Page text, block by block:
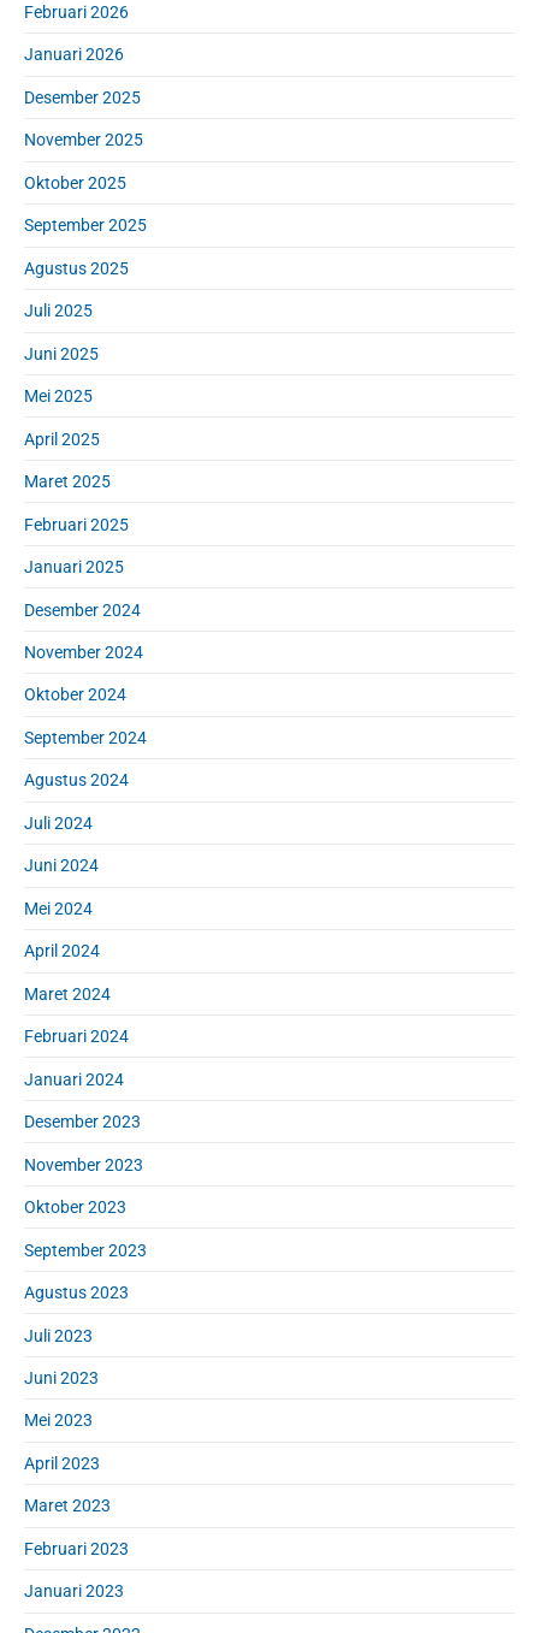
Februari 2026
Januari 2026
Desember 2025
November 2025
Oktober 2025
September 2025
Agustus 2025
Juli 2025
Juni 2025
Mei 2025
April 2025
Maret 2025
Februari 2025
Januari 2025
Desember 2024
November 2024
Oktober 2024
September 2024
Agustus 2024
Juli 2024
Juni 2024
Mei 2024
April 2024
Maret 2024
Februari 2024
Januari 2024
Desember 2023
November 2023
Oktober 2023
September 2023
Agustus 2023
Juli 2023
Juni 2023
Mei 2023
April 2023
Maret 2023
Februari 2023
Januari 2023